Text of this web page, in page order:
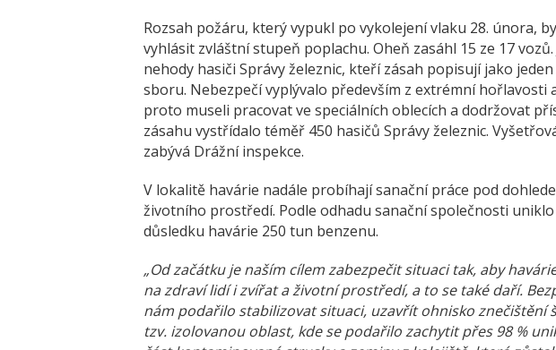
Rozsah požáru, který vypukl po vykolejení vlaku 28. února,
vyhlásit zvláštní stupeň poplachu. Oheň zasáhl 15 ze 17
nehody hasiči Správy železnic, kteří zásah popisují jako
sboru. Nebezpečí vyplývalo především z extrémní hořlavosti
proto museli pracovat ve speciálních oblecích a dodržovat
zásahu vystřídalo téměř 450 hasičů Správy železnic.
zabývá Drážní inspekce.
V lokalitě havárie nadále probíhají sanační práce pod
životního prostředí. Podle odhadu sanační společnosti
důsledku havárie 250 tun benzenu.
„Od začátku je naším cílem zabezpečit situaci tak, aby
na zdraví lidí i zvířat a životní prostředí, a to se také daří.
nám podařilo stabilizovat situaci, uzavřít ohnisko znečištění
tzv. izolovanou oblast, kde se podařilo zachytit přes 98 %